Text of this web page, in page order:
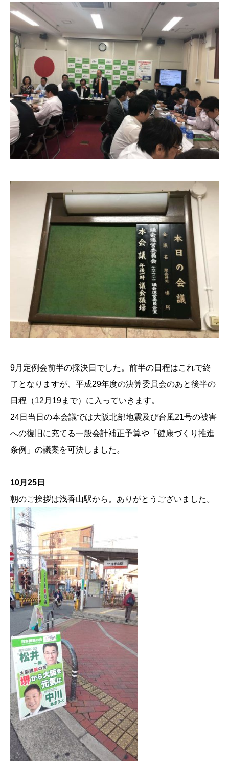
9月定例会前半の採決日でした。前半の日程はこれで終
了となりますが、平成29年度の決算委員会のあと後半の
日程（12月19まで）に入っていきます。
24日当日の本会議では大阪北部地震及び台風21号の被害
への復旧に充てる一般会計補正予算や「健康づくり推進
条例」の議案を可決しました。
10月25日
朝のご挨拶は浅香山駅から。ありがとうございました。